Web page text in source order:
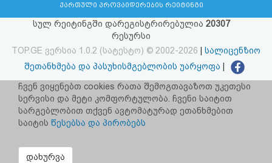
ქართული პროვაიდერების რეიტინგი
სულ რეიტინგში დარეგისტრირებულია 20307
რესურსი
TOP.GE ვერსია 1.0.2 (სატესტო) © 2002-2026
სალიცენზიო
შეთანხმება და პასუხისმგებლობის უარყოფა
facebook.com/TOP.GE
იხილეთ TOP.GE - ის ძველი ვერსია ბმულზე
TOP.GE-ს სერვერების განთავსებას და ინტერნეტთან კავშირს
ჩვენ ვიყენებთ cookies რათა შემოგთავაზოთ უკეთესი
სერვისი და მეტი კომფორტულობა. ჩვენი საიტით
სარგებლობით თქვენ ავტომატურად ეთანხმებით
საიტის წესებსა და პირობებს
დახურვა